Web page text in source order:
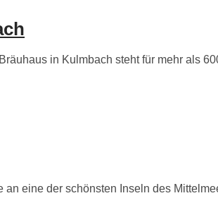
in Kulmbach steht für mehr als
eine der schönsten Inseln des